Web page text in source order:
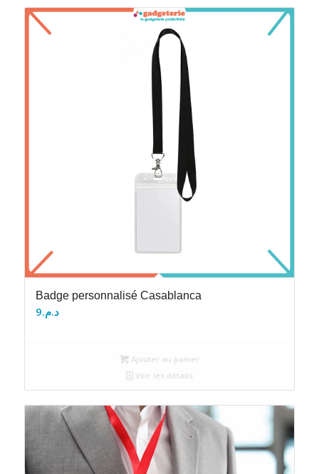
Badge personnalisé Casablanca
د.م.9
Ajouter au panier
Voir les détails